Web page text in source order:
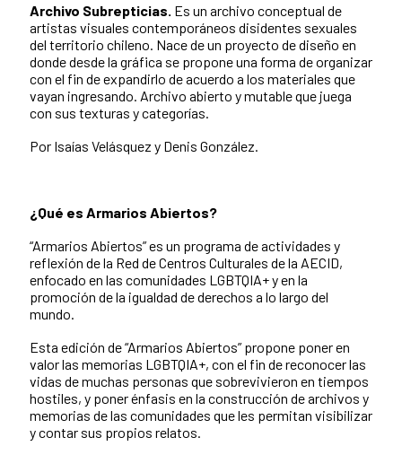
Archivo Subrepticias Es un archivo conceptual de
artistas visuales contemporáneos disidentes sexuales
del territorio chileno. Nace de un proyecto de diseño en
donde desde la gráfica se propone una forma de organizar
con el fin de expandirlo de acuerdo a los materiales que
vayan ingresando. Archivo abierto y mutable que juega
con sus texturas y categorías.
Por Isaías Velásquez y Denis González.
¿Qué es Armarios Abiertos?
“Armarios Abiertos” es un programa de actividades y
reflexión de la Red de Centros Culturales de la AECID,
enfocado en las comunidades LGBTQIA+ y en la
promoción de la igualdad de derechos a lo largo del
mundo.
Esta edición de “Armarios Abiertos” propone poner en
valor las memorias LGBTQIA+, con el fin de reconocer las
vidas de muchas personas que sobrevivieron en tiempos
hostiles, y poner énfasis en la construcción de archivos y
memorias de las comunidades que les permitan visibilizar
y contar sus propios relatos.